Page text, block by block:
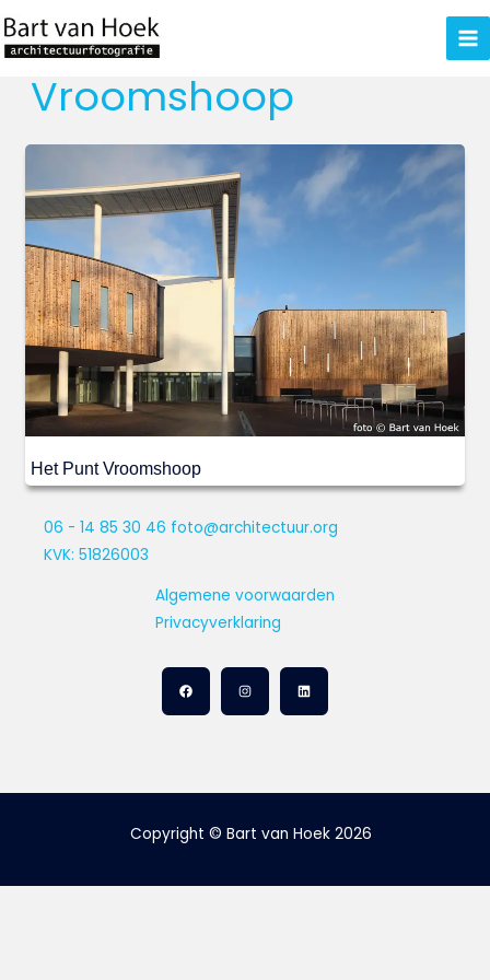
Ga
naar
inhoudVroomshoop
Het Punt Vroomshoop
06 - 14 85 30 46 foto@architectuur.org
KVK: 51826003
Algemene voorwaarden
Privacyverklaring
Copyright © Bart van Hoek 2026